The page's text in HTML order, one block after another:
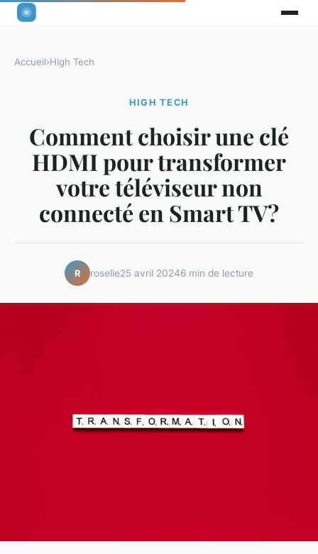
Accueil›High Tech
HIGH TECH
Comment choisir une clé
HDMI pour transformer
votre téléviseur non
connecté en Smart TV?
R roselle25 avril 20246 min de lecture